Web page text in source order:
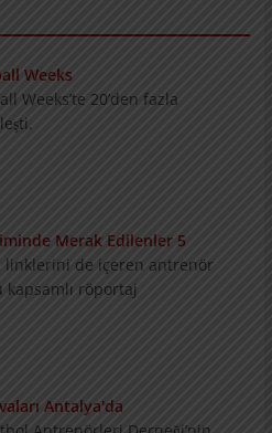
Weeks
Weeks’te 20’den fazla
Merak Edilenler 5
linklerini de içeren antrenör
röportaj
Antalya'da